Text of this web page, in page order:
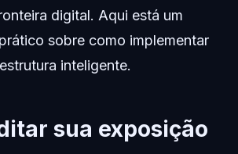
digital. Aqui está um
sobre como implementar
inteligente.
sua exposição